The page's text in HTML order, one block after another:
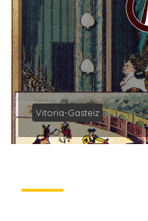
Vitoria-Gasteiz